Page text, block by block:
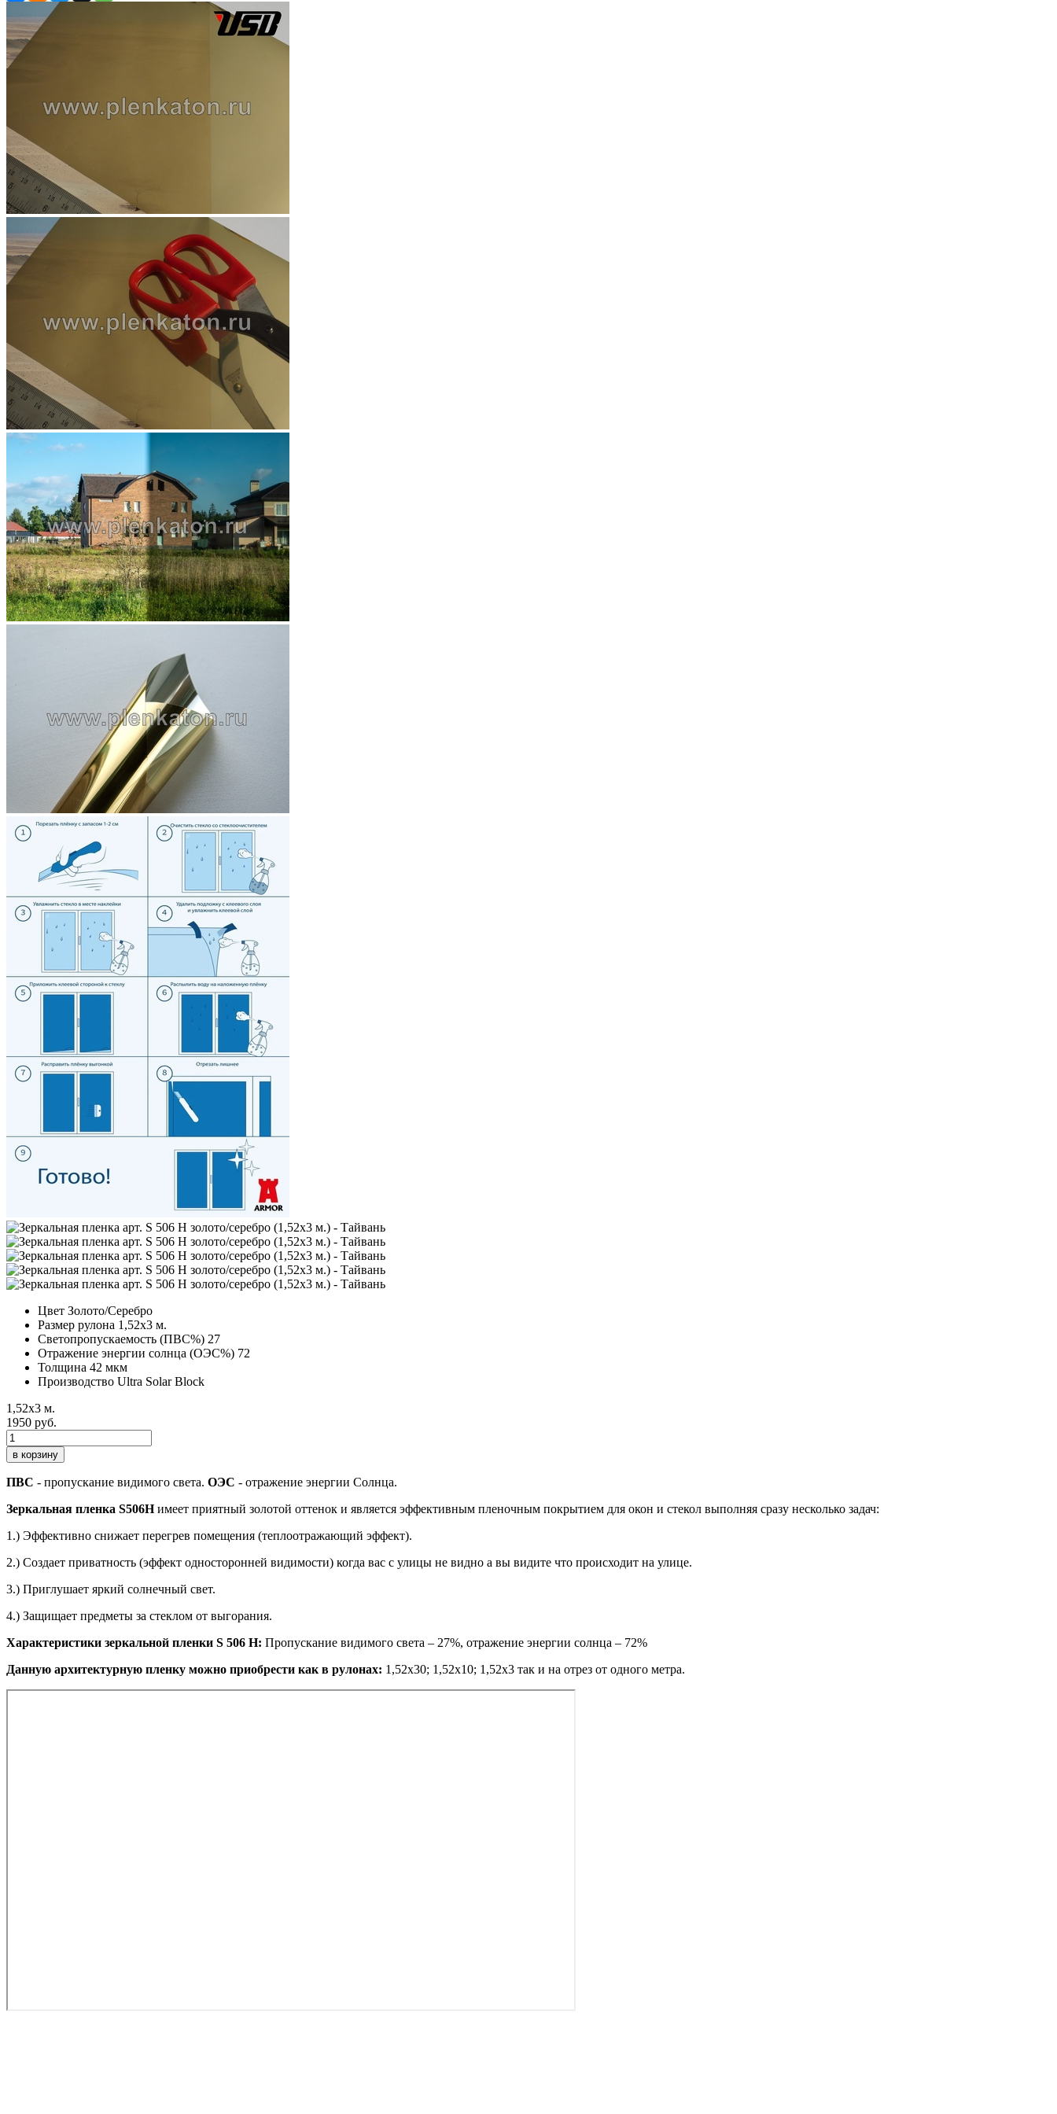
Цвет Золото/Серебро
Размер рулона 1,52х3 м.
Светопропускаемость (ПВС%) 27
Отражение энергии солнца (ОЭС%) 72
Толщина 42 мкм
Производство Ultra Solar Block
1,52х3 м.
1950 руб.
в корзину
ПВС - пропускание видимого света. ОЭС - отражение энергии Солнца.
Зеркальная пленка S506Hимеет приятный золотой оттенок и является эффективным пленочным покрытием для окон и стекол выполняя сразу несколько задач:
1.) Эффективно снижает перегрев помещения (теплоотражающий эффект).
2.) Создает приватность (эффект односторонней видимости) когда вас с улицы не видно а вы видите что происходит на улице.
3.) Приглушает яркий солнечный свет.
4.) Защищает предметы за стеклом от выгорания.
Характеристики зеркальной пленки S 506 H: Пропускание видимого света – 27%, отражение энергии солнца – 72%
Данную архитектурную пленку можно приобрести как в рулонах: 1,52х30; 1,52х10; 1,52x3 так и на отрез от одного метра.